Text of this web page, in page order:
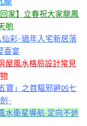
家】立春祝大家龍鳳
喲
仙彩~過年入宅新居落
喜宴
屋風水格局設計常見
寶」之首驅邪避凶七
~
水衛星導航-定向不迷